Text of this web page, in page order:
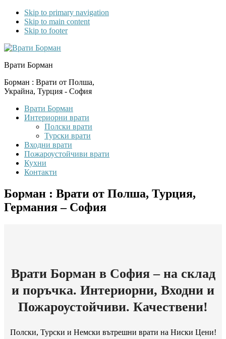
Skip to primary navigation
Skip to main content
Skip to footer
Врати Борман
Борман : Врати от Полша,
Украйна, Турция - София
Врати Борман
Интериорни врати
Полски врати
Турски врати
Входни врати
Пожароустойчиви врати
Кухни
Контакти
Борман : Врати от Полша, Турция,
Германия – София
Врати Борман в София – на склад
и поръчка. Интериорни, Входни и
Пожароустойчиви. Качествени!
Полски, Турски и Немски вътрешни врати на Ниски Цени!